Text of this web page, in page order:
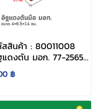
ถังบำบัดน้ำเสีย
หินแกรนิตเน็ตปู
ทางเดิน
ตาข่ายกันดิน
สสินค้า : 80011008
แดงตัน มอก. 77-2565
ด 4×6.5×14 ซม.
฿